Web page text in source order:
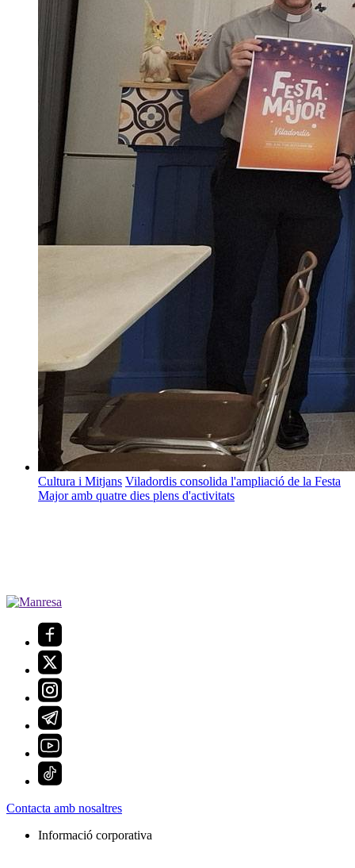
Cultura i Mitjans Viladordis consolida l'ampliació de la Festa
Major amb quatre dies plens d'activitats
Contacta amb nosaltres
Informació corporativa